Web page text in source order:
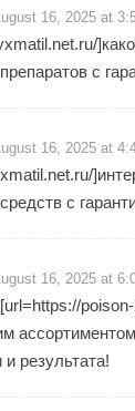
16, 2025 at
с
16, 2025 at
с
16, 2025 at
результата!